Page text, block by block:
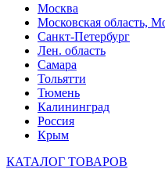
Москва
Московская область,
Санкт-Петербург
Лен. область
Самара
Тольятти
Тюмень
Калининград
Россия
Крым
КАТАЛОГ ТОВАРОВ